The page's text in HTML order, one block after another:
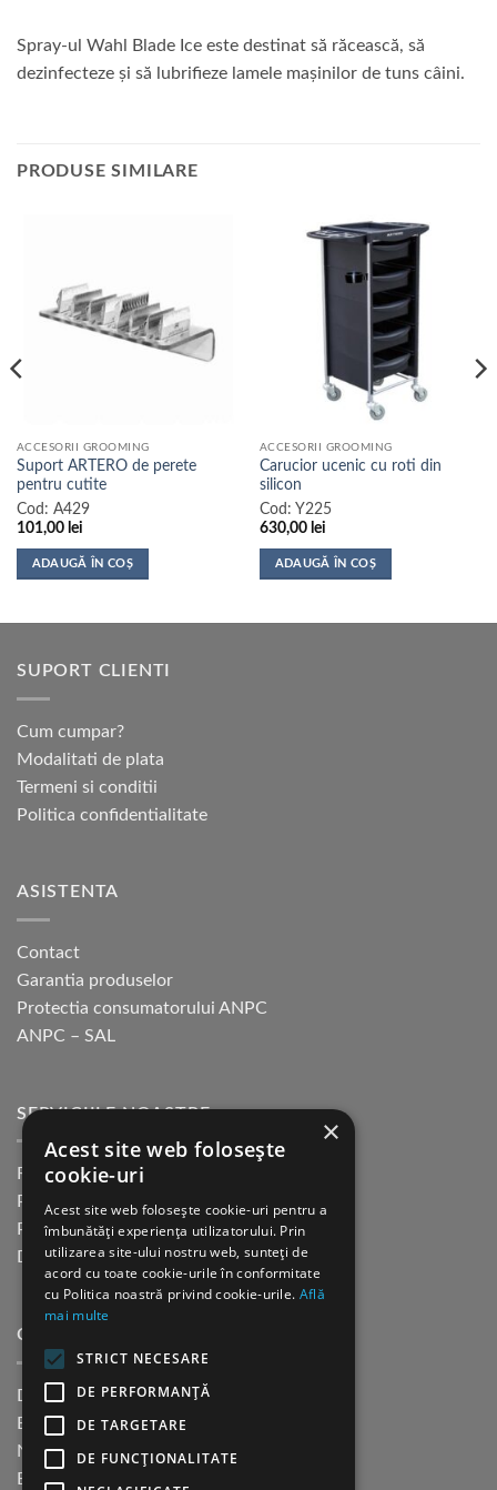
Spray-ul Wahl Blade Ice este destinat să răcească, să
dezinfecteze și să lubrifieze lamele mașinilor de tuns câini.
PRODUSE SIMILARE
ACCESORII GROOMING
Suport ARTERO de perete
pentru cutite
Cod: A429
101,00 lei
ADAUGĂ ÎN COȘ
ACCESORII GROOMING
Carucior ucenic cu roti din
silicon
Cod: Y225
630,00 lei
ADAUGĂ ÎN COȘ
SUPORT CLIENTI
Cum cumpar?
Modalitati de plata
Termeni si conditii
Politica confidentialitate
ASISTENTA
Contact
Garantia produselor
Protectia consumatorului ANPC
ANPC – SAL
SERVICIILE NOASTRE
Returnare in 30 de zile
Plata cu cardul Guerrilla
Plata in rate fara dobanda
Distributie sau profesionisti
CINE SUNTEM?
Despre noi
Blog
Newsletter
Evenimente
×
Acest site web folosește
cookie-uri
Acest site web folosește cookie-uri pentru a
îmbunătăți experiența utilizatorului. Prin
utilizarea site-ului nostru web, sunteți de
acord cu toate cookie-urile în conformitate
cu Politica noastră privind cookie-urile. Află
mai multe
STRICT NECESARE
DE PERFORMANȚĂ
DE TARGETARE
DE FUNCŢIONALITATE